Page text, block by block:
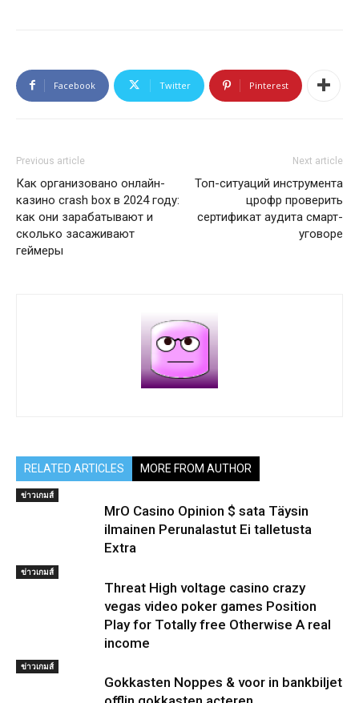
Facebook Twitter Pinterest
Previous article
Как организовано онлайн-
казино crash box в 2024 году:
как они зарабатывают и
сколько засаживают
геймеры
Next article
Топ-ситуаций инструмента
црофр проверить
сертификат аудита смарт-
уговоре
RELATED ARTICLES MORE FROM AUTHOR
ข่าวเกมส์
MrO Casino Opinion $ sata Täysin
ilmainen Perunalastut Ei talletusta
Extra
ข่าวเกมส์
Threat High voltage casino crazy
vegas video poker games Position
Play for Totally free Otherwise A real
income
ข่าวเกมส์
Gokkasten Noppes & voor in bankbiljet